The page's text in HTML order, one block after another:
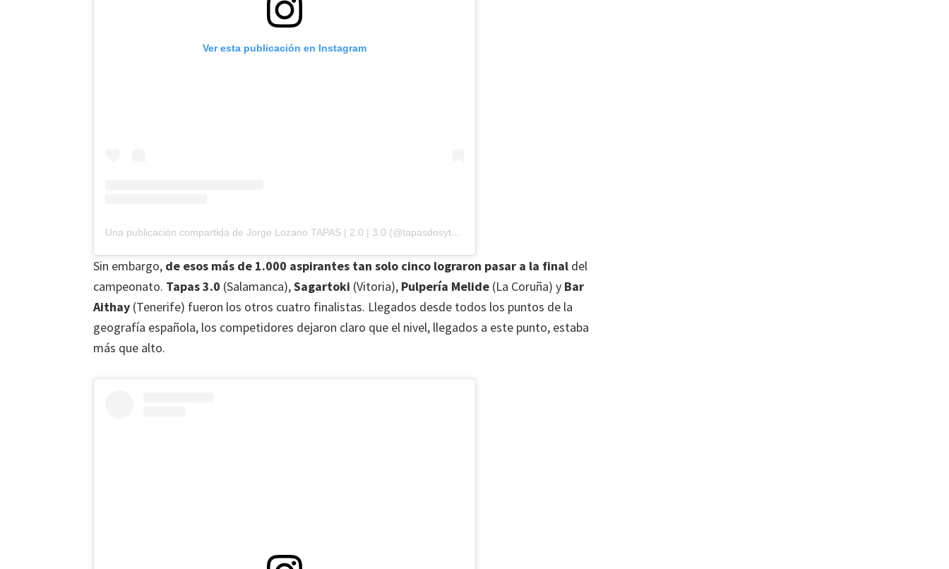
Ver esta publicación en Instagram
Una publicación compartida de Jorge Lozano TAPAS | 2.0 | 3.0 (@tapasdosytrespuntocero)
Sin embargo, de esos más de 1.000 aspirantes tan solo cinco lograron pasar a la final del
campeonato. Tapas 3.0 (Salamanca),Sagartoki (Vitoria), Pulpería Melide (La Coruña) y Bar
Aithay (Tenerife) fueron los otros cuatro finalistas. Llegados desde todos los puntos de la
geografía española, los competidores dejaron claro que el nivel, llegados a este punto, estaba
más que alto.